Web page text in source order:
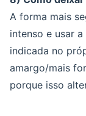
A forma mais
intenso e usar
indicada no
amargo/mais
porque isso